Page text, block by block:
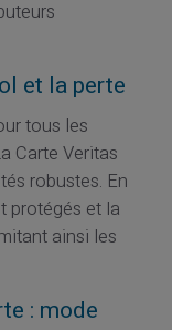
et la perte
tous les
Carte Veritas
robustes. En
protégés et la
ainsi les
: mode